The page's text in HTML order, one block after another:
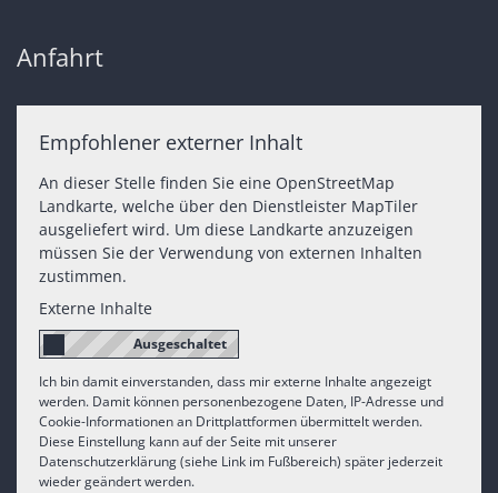
Anfahrt
Empfohlener externer Inhalt
An dieser Stelle finden Sie eine OpenStreetMap
Landkarte, welche über den Dienstleister MapTiler
ausgeliefert wird. Um diese Landkarte anzuzeigen
müssen Sie der Verwendung von externen Inhalten
zustimmen.
Externe Inhalte
Ich bin damit einverstanden, dass mir externe Inhalte angezeigt
werden. Damit können personenbezogene Daten, IP-Adresse und
Cookie-Informationen an Drittplattformen übermittelt werden.
Diese Einstellung kann auf der Seite mit unserer
Datenschutzerklärung (siehe Link im Fußbereich) später jederzeit
wieder geändert werden.